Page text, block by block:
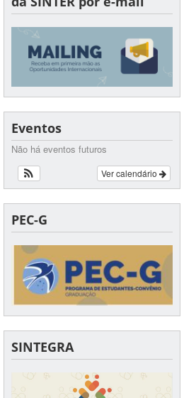
Eventos
Não há eventos futuros
Ver calendário
PEC-G
SINTEGRA